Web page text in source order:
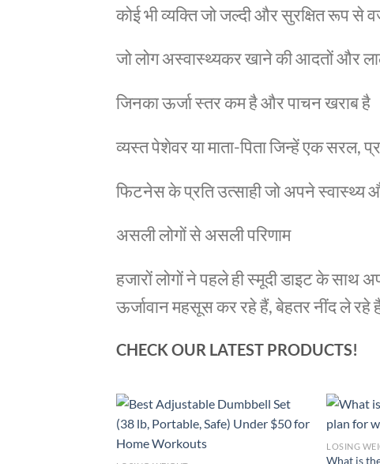
कोई भी व्यक्ति जो जल्दी और सुरक्षित रूप से
जो लोग अस्वास्थ्यकर खाने की आदतों और
जिनका ऊर्जा स्तर कम है और पाचन खराब है
व्यस्त पेशेवर या माता-पिता जिन्हें एक सरल,
फिटनेस के प्रति उत्साही जो अपने स्वास्थ्य
असली लोगों से असली परिणाम
हजारों लोगों ने पहले ही स्मूदी डाइट के साथ
ऊर्जावान महसूस कर रहे हैं, बेहतर नींद ले रहे
CHECK OUR LATEST PRODUCTS!
LOSING
What is